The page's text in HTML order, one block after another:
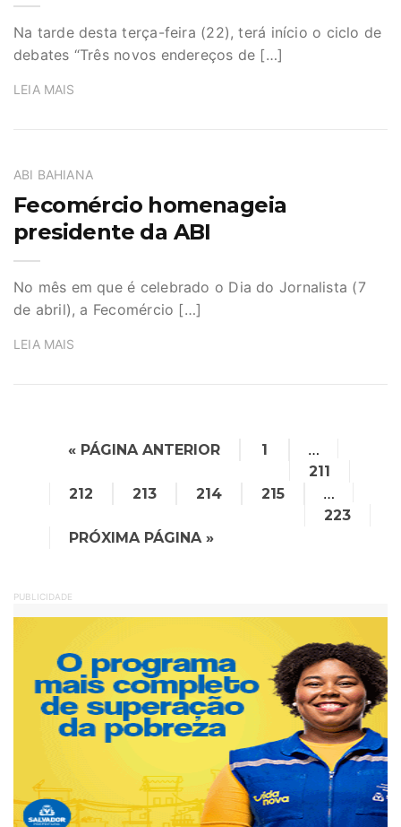
Na tarde desta terça-feira (22), terá início o ciclo de
debates “Três novos endereços de […]
LEIA MAIS
ABI BAHIANA
Fecomércio homenageia
presidente da ABI
No mês em que é celebrado o Dia do Jornalista (7
de abril), a Fecomércio […]
LEIA MAIS
« PÁGINA ANTERIOR 1 …
211
212
213 214 215 …
223
PRÓXIMA PÁGINA »
PUBLICIDADE